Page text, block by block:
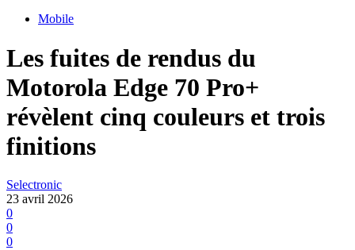
Mobile
Les fuites de rendus du
Motorola Edge 70 Pro+
révèlent cinq couleurs et trois
finitions
Selectronic
23 avril 2026
0
0
0